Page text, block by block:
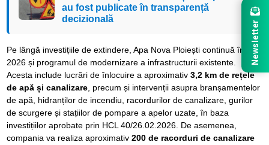
au fost publicate în transparență
decizională
Pe lângă investițiile de extindere, Apa Nova Ploiești continuă în
2026 și programul de modernizare a infrastructurii existente.
Acesta include lucrări de înlocuire a aproximativ 3,2 km de rețele
de apă și canalizare, precum și intervenții asupra branșamentelor
de apă, hidranților de incendiu, racordurilor de canalizare, gurilor
de scurgere și stațiilor de pompare a apelor uzate, în baza
investițiilor aprobate prin HCL 40/26.02.2026. De asemenea,
compania va realiza aproximativ 200 de racorduri de canalizare
Newsletter